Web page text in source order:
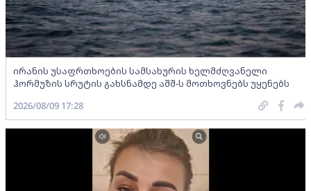
ირანის უსაფრთხოების სამსახურის ხელმძღვანელი
ჰორმუზის სრუტის გახსნამდე აშშ-ს მოთხოვნებს უყენებს
2026/08/09 17:28